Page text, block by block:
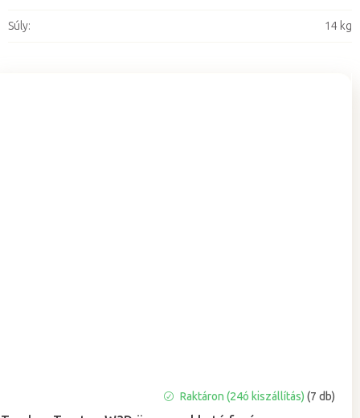
termék
Raktáron (24ó kiszállítás)(7 db)
Súly: 14 kg